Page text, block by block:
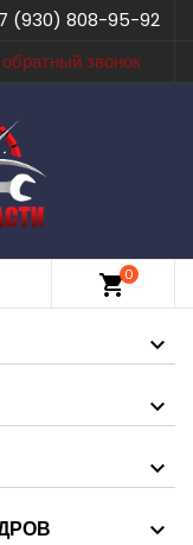
(930) 808-95-92
звонок
shopping_cart0